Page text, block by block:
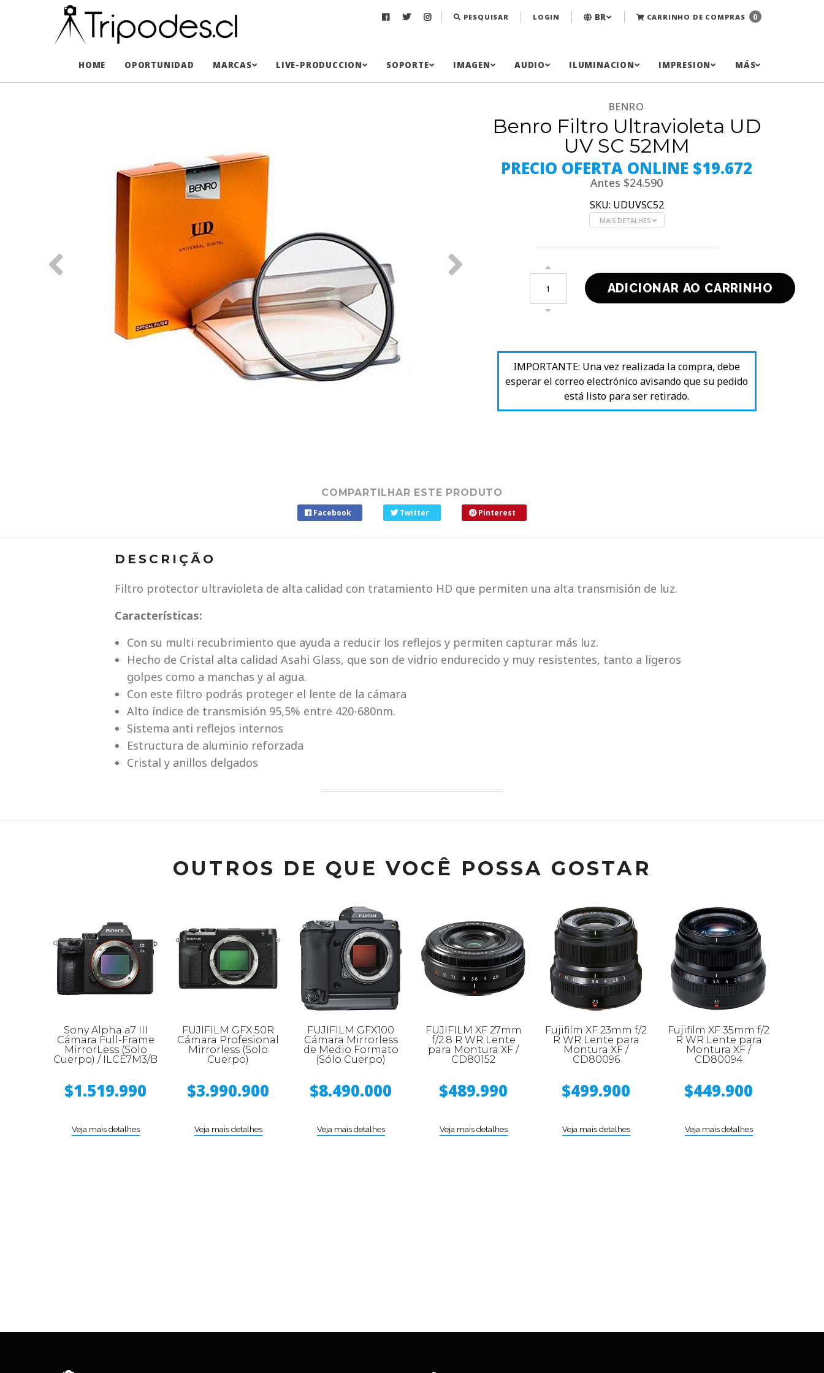
PESQUISAR LOGIN BR CARRINHO DE COMPRAS 0
HOME OPORTUNIDAD MARCAS LIVE-PRODUCCION SOPORTE IMAGEN AUDIO ILUMINACION IMPRESION MÁS
BENRO
Benro Filtro Ultravioleta UD
UV SC 52MM
PRECIO OFERTA ONLINE $19.672
Antes $24.590
SKU: UDUVSC52
MAIS DETALHES
IMPORTANTE: Una vez realizada la compra, debe
esperar el correo electrónico avisando que su pedido
está listo para ser retirado.
COMPARTILHAR ESTE PRODUTO
Facebook Twitter Pinterest
DESCRIÇÃO
Filtro protector ultravioleta de alta calidad con tratamiento HD que permiten una alta transmisión de luz.
Características:
Con su multi recubrimiento que ayuda a reducir los reflejos y permiten capturar más luz.
Hecho de Cristal alta calidad Asahi Glass, que son de vidrio endurecido y muy resistentes, tanto a ligeros
golpes como a manchas y al agua.
Con este filtro podrás proteger el lente de la cámara
Alto índice de transmisión 95,5% entre 420-680nm.
Sistema anti reflejos internos
Estructura de aluminio reforzada
Cristal y anillos delgados
OUTROS DE QUE VOCÊ POSSA GOSTAR
Sony Alpha a7 III
Cámara Full-Frame
MirrorLess (Solo
Cuerpo) / ILCE7M3/B
$1.519.990
Veja mais detalhes
FUJIFILM GFX 50R
Cámara Profesional
Mirrorless (Solo
Cuerpo)
$3.990.900
Veja mais detalhes
FUJIFILM GFX100
Cámara Mirrorless
de Medio Formato
(Sólo Cuerpo)
$8.490.000
Veja mais detalhes
FUJIFILM XF 27mm
f/2.8 R WR Lente
para Montura XF /
CD80152
$489.990
Veja mais detalhes
Fujifilm XF 23mm f/2
R WR Lente para
Montura XF /
CD80096
$499.900
Veja mais detalhes
Fujifilm XF 35mm f/2
R WR Lente para
Montura XF /
CD80094
$449.900
Veja mais detalhes